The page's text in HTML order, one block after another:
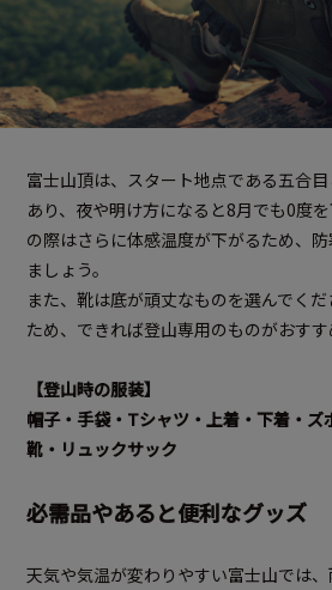
富士山頂は、スタート地点である五合
あり、夜や明け方になると8月でも0度
の際はさらに体感温度が下がるため、
ましょう。
また、靴は底が頑丈なものを選んでく
ため、できれば登山専用のものがおすす
【登山時の服装】
帽子・手袋・Tシャツ・上着・下着・ズ
靴・リュックサック
必需品やあると便利なグッズ
天気や気温が変わりやすい富士山では